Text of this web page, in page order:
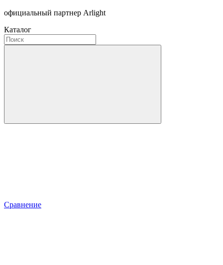
официальный партнер Arlight
Каталог
Сравнение